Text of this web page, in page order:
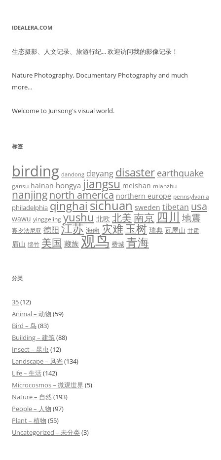
IDEALERA.COM
生态摄影、人文记录、旅游行纪... 欢迎访问我的影像记录！
Nature Photography, Documentary Photography and much
more...
Welcome to Junsong's visual world.
标签
birding dandong deyang disaster earthquake
gansu hainan hongya jiangsu meishan mianzhu
nanjingnorth america northern europe pennsylvania
philadelphia qinghai sichuan sweden tibetan usa
wawu yinggeling yushu 北欧 北美南京 四川 地震
宾夕法尼亚 德阳 江苏 海南 灾难 玉树 瑞典 瓦屋山 甘肃
眉山 绵竹 美国 藏族 观鸟 费城 青海
分类
35(12)
Animal – 动物 (59)
Bird – 鸟(83)
Building – 建筑(88)
Insect – 昆虫 (12)
Landscape – 风光(134)
Life – 生活(142)
Microcosmos – 微观世界 (5)
Nature – 自然 (193)
People – 人物 (97)
Plant – 植物 (55)
Uncategorized – 未分类(3)